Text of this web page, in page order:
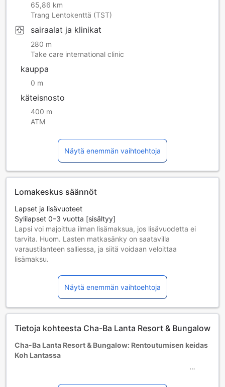
65,86 km
Trang Lentokenttä (TST)
sairaalat ja klinikat
280 m
Take care international clinic
kauppa
0 m
käteisnosto
400 m
ATM
Näytä enemmän vaihtoehtoja
Lomakeskus säännöt
Lapset ja lisävuoteet
Sylilapset 0–3 vuotta [sisältyy]
Lapsi voi majoittua ilman lisämaksua, jos lisävuodetta ei
tarvita. Huom. Lasten matkasänky on saatavilla
varaustilanteen salliessa, ja siitä voidaan veloittaa
lisämaksu.
Lapsi majoittuu ilmaiseksi, jos nukkuu jo olemassa olevilla
vuoteilla. Huomaa: jos tarvitset pinnasängyn, siitä voidaan
veloittaa erikseen.
Yli 12-vuotiaat vieraat katsotaan aikuisiksi.
tarkista kunkin huoneen kohdalta huonekoko lisätietoa
Kun varaat enemmän kuin 5 huonetta, eri käytännöt ja
ehdot saattavat päteä.
Näytä enemmän vaihtoehtoja
Tietoja kohteesta Cha-Ba Lanta Resort & Bungalow
Cha-Ba Lanta Resort & Bungalow: Rentoutumisen keidas
Koh Lantassa
viehättävään 2.5 tähden hotelliin, joka sijaitsee kauniissa